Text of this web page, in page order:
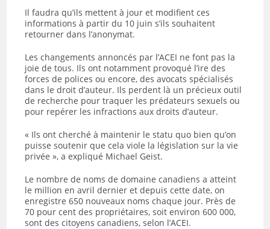
Il faudra qu’ils mettent à jour et modifient ces
informations à partir du 10 juin s’ils souhaitent
retourner dans l’anonymat.
Les changements annoncés par l’ACEI ne font pas la
joie de tous. Ils ont notamment provoqué l’ire des
forces de polices ou encore, des avocats spécialisés
dans le droit d’auteur. Ils perdent là un précieux outil
de recherche pour traquer les prédateurs sexuels ou
pour repérer les infractions aux droits d’auteur.
« Ils ont cherché à maintenir le statu quo bien qu’on
puisse soutenir que cela viole la législation sur la vie
privée », a expliqué Michael Geist.
Le nombre de noms de domaine canadiens a atteint
le million en avril dernier et depuis cette date, on
enregistre 650 nouveaux noms chaque jour. Près de
70 pour cent des propriétaires, soit environ 600 000,
sont des citoyens canadiens, selon l’ACEI.